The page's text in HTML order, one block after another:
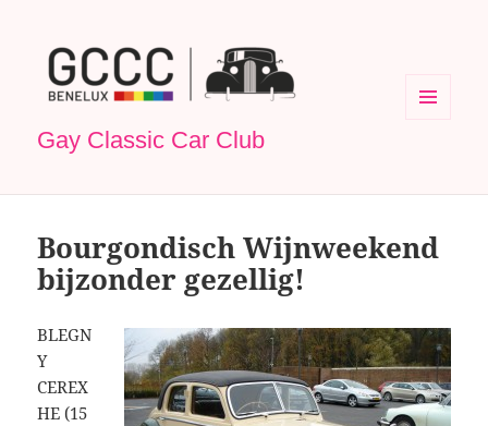
Gay Classic Car Club
Bourgondisch Wijnweekend
bijzonder gezellig!
BLEGN
Y
CEREX
HE (15